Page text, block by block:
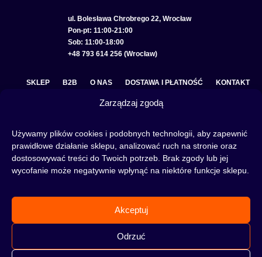
Zarządzaj zgodą
Używamy plików cookies i podobnych technologii, aby zapewnić
prawidłowe działanie sklepu, analizować ruch na stronie oraz
dostosowywać treści do Twoich potrzeb. Brak zgody lub jej
wycofanie może negatywnie wpłynąć na niektóre funkcje sklepu.
Akceptuj
Odrzuć
ul. Bolesława Chrobrego 22, Wrocław
Pon-pt: 11:00-21:00
Sob: 11:00-18:00
+48 793 614 256 (Wrocław)
SKLEP B2B O NAS DOSTAWA I PŁATNOŚĆ KONTAKT
POLITYKA PRYWATNOŚCI
to miejsce jest idealne dla Ciebie! Odwiedź nasz
artykułów, albo nie czekaj i od razu przejdź do naszego shisha-sklepu i zacznij zakupy.